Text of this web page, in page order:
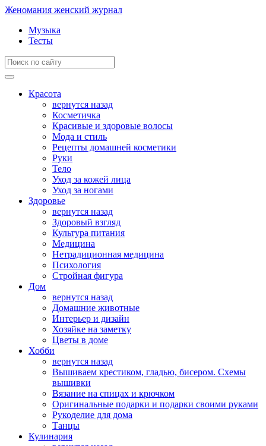
Женомания женский журнал
Музыка
Тесты
Красота
вернутся назад
Косметичка
Красивые и здоровые волосы
Мода и стиль
Рецепты домашней косметики
Руки
Тело
Уход за кожей лица
Уход за ногами
Здоровье
вернутся назад
Здоровый взгляд
Культура питания
Медицина
Нетрадиционная медицина
Психология
Стройная фигура
Дом
вернутся назад
Домашние животные
Интерьер и дизайн
Хозяйке на заметку
Цветы в доме
Хобби
вернутся назад
Вышиваем крестиком, гладью, бисером. Схемы
вышивки
Вязание на спицах и крючком
Оригинальные подарки и подарки своими руками
Рукоделие для дома
Танцы
Кулинария